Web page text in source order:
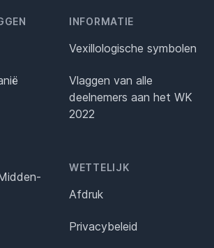
INFORMATIE
Vexillologische symbolen
Vlaggen van alle
deelnemers aan het WK
2022
WETTELIJK
Afdruk
Privacybeleid